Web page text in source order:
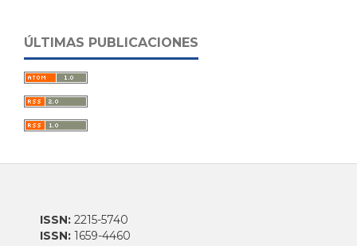
ÚLTIMAS PUBLICACIONES
ISSN: 2215-5740
ISSN: 1659-4460